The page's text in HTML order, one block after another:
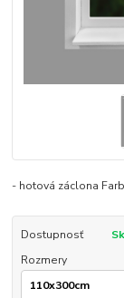
- hotová záclona
Dostupnosť
Rozmery